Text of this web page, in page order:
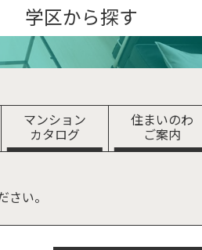
学区から探す
マンション
カタログ
住まいのわ
ご案内
い。